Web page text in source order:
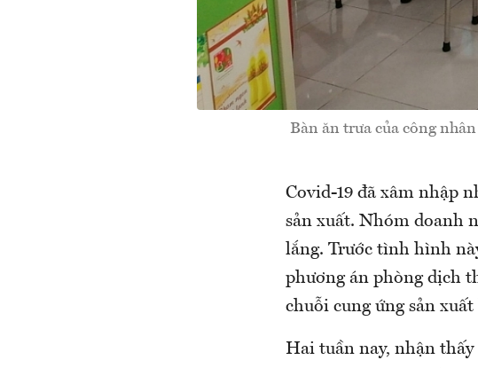
Bàn ăn trưa của công
Covid-19 đã xâm nhập
sản xuất. Nhóm doanh
lắng. Trước tình hình
phương án phòng dịch
chuỗi cung ứng sản
Hai tuần nay, nhận